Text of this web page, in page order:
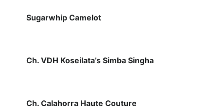
Sugarwhip Camelot
Ch. VDH Koseilata’s Simba Singha
Ch. Calahorra Haute Couture